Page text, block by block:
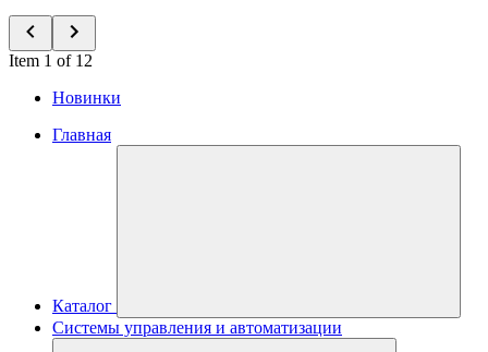
Item 1 of 12
Новинки
Главная
Каталог
Системы управления и автоматизации